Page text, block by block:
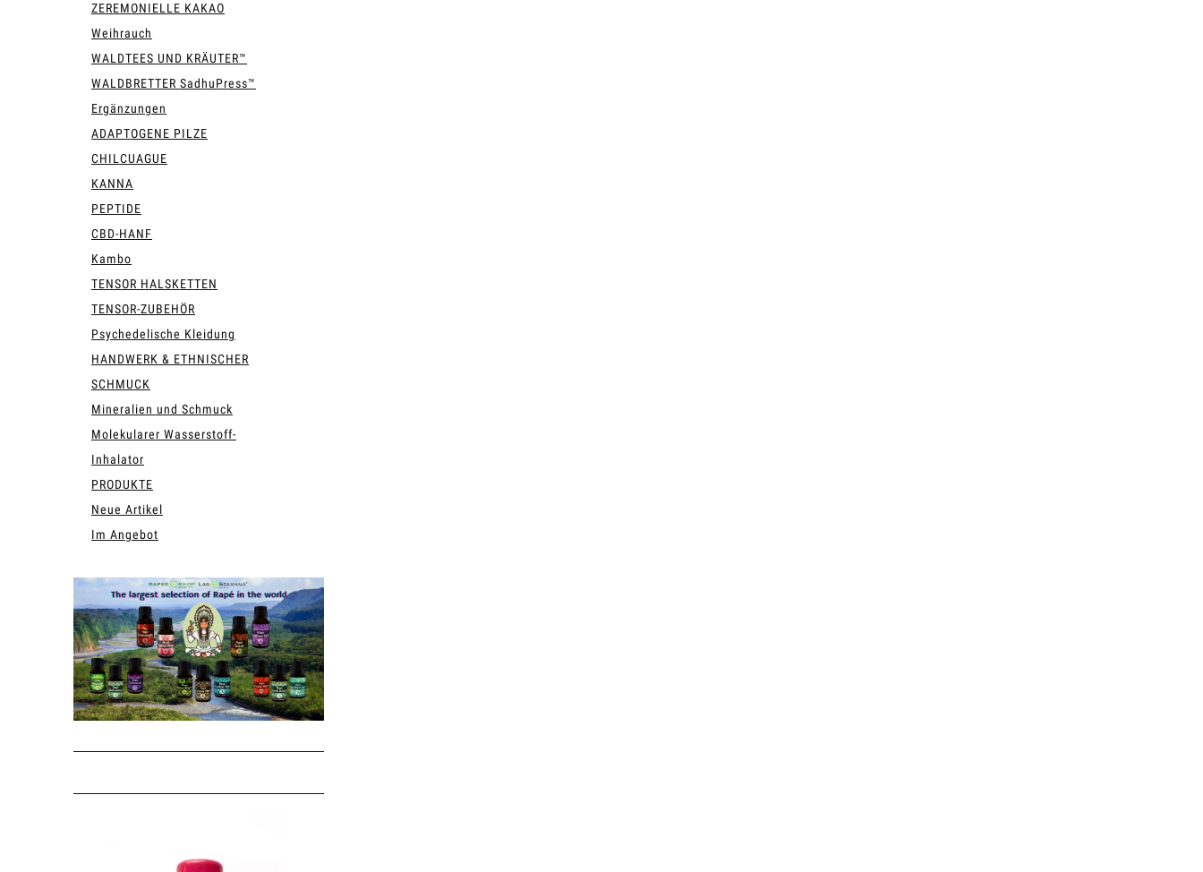
ZEREMONIELLE KAKAO
Weihrauch
WALDTEES UND KRÄUTER™
WALDBRETTER SadhuPress™
Ergänzungen
ADAPTOGENE PILZE
CHILCUAGUE
KANNA
PEPTIDE
CBD-HANF
Kambo
TENSOR HALSKETTEN
TENSOR-ZUBEHÖR
Psychedelische Kleidung
HANDWERK & ETHNISCHER
SCHMUCK
Mineralien und Schmuck
Molekularer Wasserstoff-
Inhalator
PRODUKTE
Neue Artikel
Im Angebot